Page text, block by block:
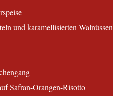
und karamellisierten Walnüssen
Safran-Orangen-Risotto